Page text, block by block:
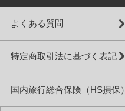
よくある質問
特定商取引法に基づく表記
国内旅行総合保険（HS損保）